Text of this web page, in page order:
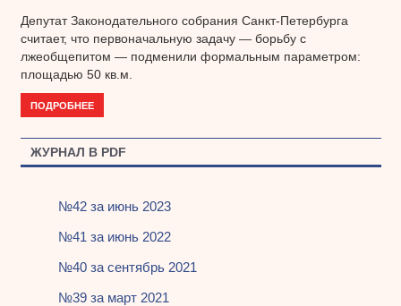
Депутат Законодательного собрания Санкт-Петербурга
считает, что первоначальную задачу — борьбу с
лжеобщепитом — подменили формальным параметром:
площадью 50 кв.м.
ПОДРОБНЕЕ
ЖУРНАЛ В PDF
№42 за июнь 2023
№41 за июнь 2022
№40 за сентябрь 2021
№39 за март 2021